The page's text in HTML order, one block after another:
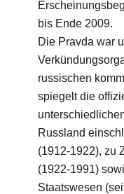
bis Ende 2009.
Die Pravda war
russischen
spiegelt die
Russland
(1912-1922), zu
(1922-1991)
Staatswesen